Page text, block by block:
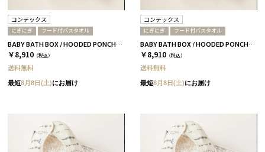
コンテックス
にぎにぎ フード付バスタオル
BABY BATH BOX / HOODED PONCHO+TOY / グレー［コンテックス］
￥8,910 （税込）
送料無料
最短8月8日(土)にお届け
コンテックス
にぎにぎ フード付バスタオル
BABY BATH BOX / HOODED PONCHO+TOY / ネイビー［コンテックス］
￥8,910 （税込）
送料無料
最短8月8日(土)にお届け